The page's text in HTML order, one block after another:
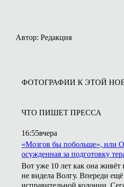
Автор: Редакция
ФОТОГРАФИИ К ЭТОЙ
ЧТО ПИШЕТ ПРЕССА
16:55вчера
«Мозгов бы побольше», или
осужденная за подготовку
Вот уже 10 лет как она
не видела Волгу. Впереди
исправительной колонии.